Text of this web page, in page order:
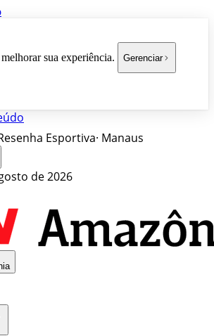
sua experiência. Gerenciar
Esportiva· Manaus
de 2026